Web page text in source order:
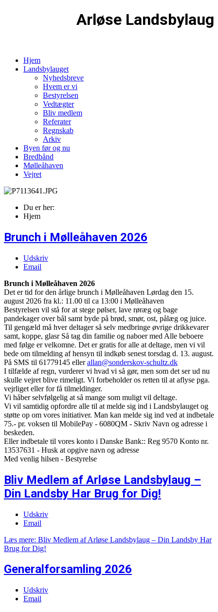
Arløse Landsbylaug
Hjem
Landsbylauget
Nyhedsbreve
Hvem er vi
Bestyrelsen
Vedtægter
Bliv medlem
Referater
Regnskab
Arkiv
Byen før og nu
Bredbånd
Mølleåhaven
Vejret
Du er her:
Hjem
Brunch i Mølleåhaven 2026
Udskriv
Email
Brunch i Mølleåhaven 2026
Det er tid for den årlige brunch i Mølleåhaven Lørdag den 15.
august 2026 fra kl.: 11.00 til ca 13:00 i Mølleåhaven
Bestyrelsen vil stå for at stege pølser, lave røræg og bage
pandekager over bål samt byde på brød, smør, ost, pålæg og juice.
Til gengæld må hver deltager så selv medbringe øvrige drikkevarer
samt, koppe, glasr Så tag din familie og naboer med Alle beboere
med følge er velkomne. Det er gratis for alle at deltage, men vi vil
bede om tilmelding af hensyn til indkøb senest torsdag d. 13. august.
På SMS til 61779145 ellerallan@sonderskov-schultz.dk
I tilfælde af regn, vurderer vi hvad vi så gør, men som det ser ud nu
skulle vejret blive rimeligt. Vi forbeholder os retten til at aflyse pga.
vejrliget eller for få tilmeldinger.
Vi håber selvfølgelig at så mange som muligt vil deltage.
Vi vil samtidig opfordre alle til at melde sig ind i Landsbylauget og
støtte op om vores initiativer. Man kan melde sig ind ved at indbetale
75.- pr. voksen til MobilePay - 6080QM - Skriv Navn og adresse i
beskeden.
Eller indbetale til vores konto i Danske Bank:: Reg 9570 Konto nr.
13537631 - Husk at opgive navn og adresse
Med venlig hilsen - Bestyrelse
Bliv Medlem af Arløse Landsbylaug –
Din Landsby Har Brug for Dig!
Udskriv
Email
Læs mere: Bliv Medlem af Arløse Landsbylaug – Din Landsby Har
Brug for Dig!
Generalforsamling 2026
Udskriv
Email